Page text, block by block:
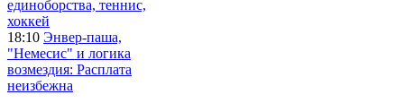
единоборства, теннис,
хоккей
18:10 Энвер-паша,
"Немесис" и логика
возмездия: Расплата
неизбежна